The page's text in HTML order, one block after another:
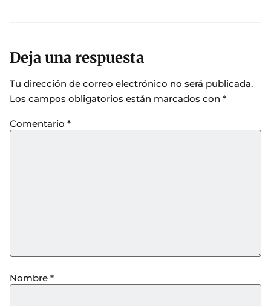
Deja una respuesta
Tu dirección de correo electrónico no será publicada.
Los campos obligatorios están marcados con *
Comentario *
Nombre *